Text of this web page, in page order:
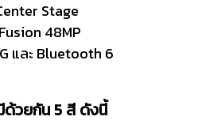
Stage
48MP
และ Bluetooth 6
ด้วยกัน 5 สี ดังนี้